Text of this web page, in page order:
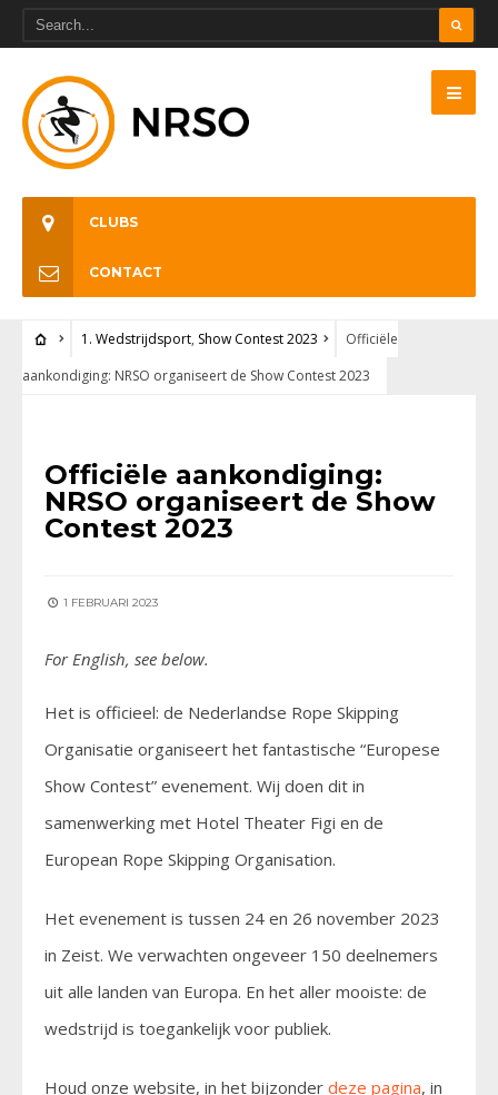
CLUBS
CONTACT
1. Wedstrijdsport, Show Contest 2023
Officiële
aankondiging: NRSO organiseert de Show Contest 2023
Officiële aankondiging:
NRSO organiseert de Show
Contest 2023
1 FEBRUARI 2023
For English, see below.
Het is officieel: de Nederlandse Rope Skipping
Organisatie organiseert het fantastische “Europese
Show Contest” evenement. Wij doen dit in
samenwerking met Hotel Theater Figi en de
European Rope Skipping Organisation.
Het evenement is tussen 24 en 26 november 2023
in Zeist. We verwachten ongeveer 150 deelnemers
uit alle landen van Europa. En het aller mooiste: de
wedstrijd is toegankelijk voor publiek.
Houd onze website, in het bijzonder deze pagina, in